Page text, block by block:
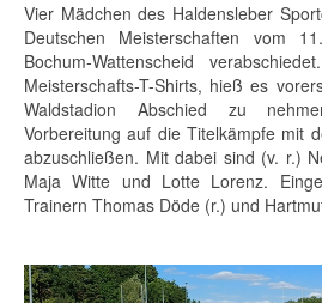
Vier Mädchen des Haldensleber
Deutschen Meisterschaften vom
Bochum-Wattenscheid
Meisterschafts-T-Shirts, hieß es
Waldstadion Abschied zu
Vorbereitung auf die Titelkämpfe mit
abzuschließen. Mit dabei sind (v. r.)
Maja Witte und Lotte Lorenz.
Trainern Thomas Döde (r.) und